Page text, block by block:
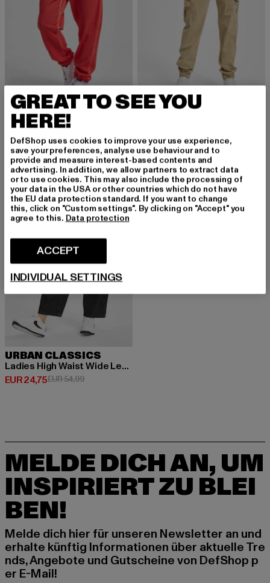
URBAN CLASSICS
Spray Dye
EUR 10,00
Derzeitiger Preis: EUR 10,00
EUR 19,99Aktionspreis: EUR 19,99
EUR 27,99
Derzeitiger Preis: EUR 27,99
EUR 49,99Aktionspreis:
-55%
URBAN CLASSICS
Ladies High Waist Wide Leg Cropped
EUR 24,75
Derzeitiger Preis: EUR 24,75
EUR 54,99Aktionspreis: EUR 54,99
MELDE DICH AN, UM
INSPIRIERT ZU BLEI
BEN!
Melde dich hier für unseren Newsletter an und
erhalte künftig Informationen über aktuelle Tre
nds, Angebote und Gutscheine von DefShop p
er E-Mail!
GREAT TO SEE YOU
HERE!
DefShop uses cookies to improve your use experience,
save your preferences, analyse use behaviour and to
provide and measure interest-based contents and
advertising. In addition, we allow partners to extract data
or to use cookies. This may also include the processing of
your data in the USA or other countries which do not have
the EU data protection standard. If you want to change
this, click on "Custom settings". By clicking on "Accept" you
agree to this. Data protection
ACCEPT
INDIVIDUAL SETTINGS